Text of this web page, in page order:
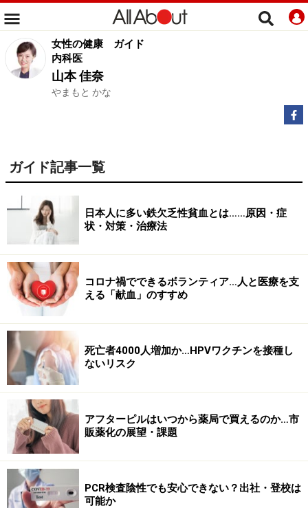
女性の健康
ガイド
内科医
山本 佳奈
やまもと かな
ガイド記事一覧
日本人に多い鉄欠乏性貧血とは……原因・症
状・対策・治療法
コロナ禍でできるボランティア…人と医療を支
える「献血」のすすめ
死亡者4000人増加か…HPVワクチンを接種し
ないリスク
アフターピルはいつから薬局で買えるのか…市
販薬化の展望・課題
PCR検査陰性でも安心できない？出社・登校は
可能か